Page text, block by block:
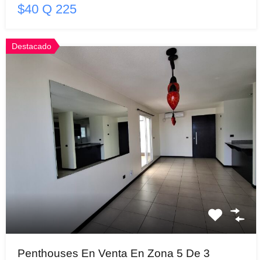
$40 Q 225
Destacado
Penthouses En Venta En Zona 5 De 3